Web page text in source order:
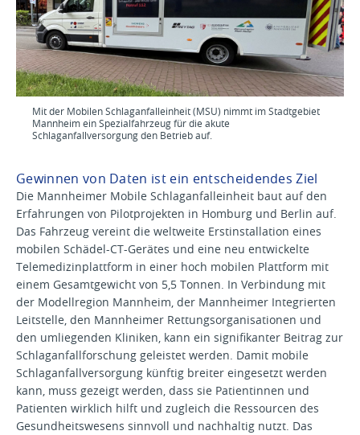
Mit der Mobilen Schlaganfalleinheit (MSU) nimmt im Stadtgebiet
Mannheim ein Spezialfahrzeug für die akute
Schlaganfallversorgung den Betrieb auf.
Gewinnen von Daten ist ein entscheidendes Ziel
Die Mannheimer Mobile Schlaganfalleinheit baut auf den
Erfahrungen von Pilotprojekten in Homburg und Berlin auf.
Das Fahrzeug vereint die weltweite Erstinstallation eines
mobilen Schädel-CT-Gerätes und eine neu entwickelte
Telemedizinplattform in einer hoch mobilen Plattform mit
einem Gesamtgewicht von 5,5 Tonnen. In Verbindung mit
der Modellregion Mannheim, der Mannheimer Integrierten
Leitstelle, den Mannheimer Rettungsorganisationen und
den umliegenden Kliniken, kann ein signifikanter Beitrag zur
Schlaganfallforschung geleistet werden. Damit mobile
Schlaganfallversorgung künftig breiter eingesetzt werden
kann, muss gezeigt werden, dass sie Patientinnen und
Patienten wirklich hilft und zugleich die Ressourcen des
Gesundheitswesens sinnvoll und nachhaltig nutzt. Das